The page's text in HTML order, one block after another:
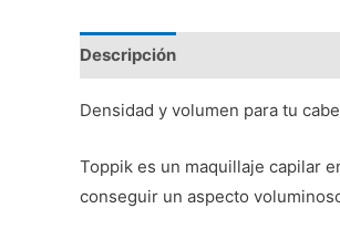
Descripción
Densidad y volumen para tu
Toppik es un maquillaje capilar
conseguir un aspecto